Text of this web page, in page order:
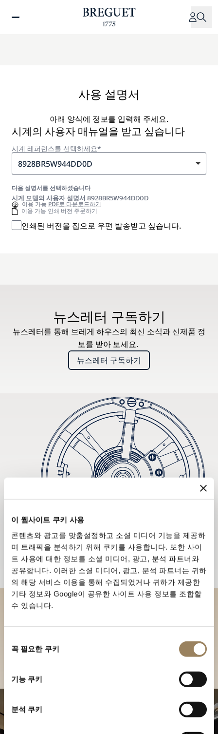
이 웹사이트 쿠키 사용
콘텐츠와 광고를 맞춤설정하고 소셜 미디어 기능을 제공하
며 트래픽을 분석하기 위해 쿠키를 사용합니다. 또한 사이
트 사용에 대한 정보를 소셜 미디어, 광고, 분석 파트너와
공유합니다. 이러한 소셜 미디어, 광고, 분석 파트너는 귀하
의 해당 서비스 이용을 통해 수집되었거나 귀하가 제공한
기타 정보와 Google이 공유한 사이트 사용 정보를 조합할
수 있습니다.
꼭 필요한 쿠키
기능 쿠키
분석 쿠키
사용 설명서
아래 양식에 정보를 입력해 주세요.
시계의 사용자 매뉴얼을 받고 싶습니다
시계 레퍼런스를 선택하세요*
8928BR5W944DD0D
다음 설명서를 선택하셨습니다
시계 모델의 사용자 설명서 8928BR5W944DD0D
이용 가능 PDF로 다운로드하기
이용 가능 인쇄 버전 주문하기
인쇄된 버전을 집으로 우편 발송받고 싶습니다.
뉴스레터 구독하기
뉴스레터를 통해 브레게 하우스의 최신 소식과 신제품 정
보를 받아 보세요.
뉴스레터 구독하기